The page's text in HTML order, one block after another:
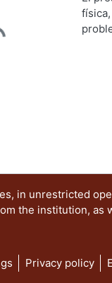
Hugo
in unrestricted
the institution,
Privacy policy